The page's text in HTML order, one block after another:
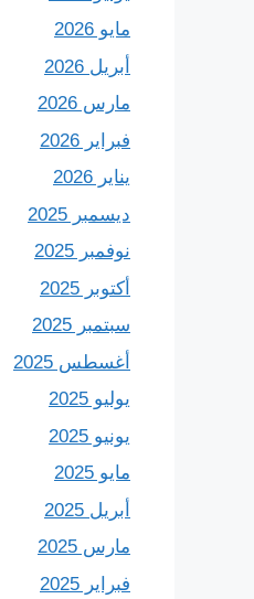
مايو 2026
أبريل 2026
مارس 2026
فبراير 2026
يناير 2026
ديسمبر 2025
نوفمبر 2025
أكتوبر 2025
سبتمبر 2025
أغسطس 2025
يوليو 2025
يونيو 2025
مايو 2025
أبريل 2025
مارس 2025
فبراير 2025